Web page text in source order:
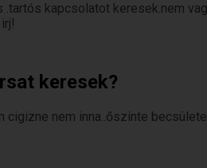
.tartós kapcsolatot keresek.nem
keresek?
cigizne nem inna..őszinte